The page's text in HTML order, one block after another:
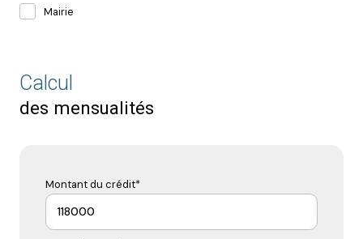
Mairie
Calcul
des mensualités
Montant du crédit*